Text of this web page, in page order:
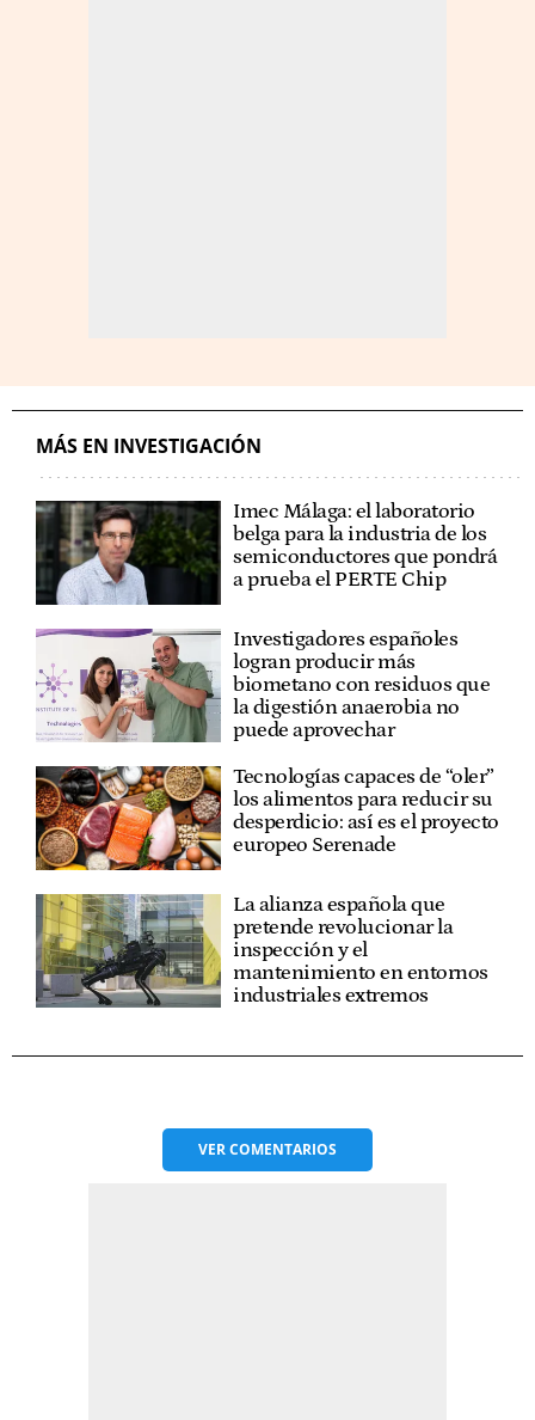
MÁS EN INVESTIGACIÓN
Imec Málaga: el laboratorio
belga para la industria de los
semiconductores que pondrá
a prueba el PERTE Chip
Investigadores españoles
logran producir más
biometano con residuos que
la digestión anaerobia no
puede aprovechar
Tecnologías capaces de “oler”
los alimentos para reducir su
desperdicio: así es el proyecto
europeo Serenade
La alianza española que
pretende revolucionar la
inspección y el
mantenimiento en entornos
industriales extremos
VERCOMENTARIOS